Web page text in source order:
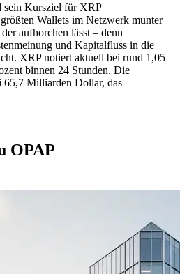
sein Kursziel für XRP
Wallets im Netzwerk munter
aufhorchen lässt – denn
und Kapitalfluss in die
XRP notiert aktuell bei rund 1,05
binnen 24 Stunden. Die
Milliarden Dollar, das
OPAP